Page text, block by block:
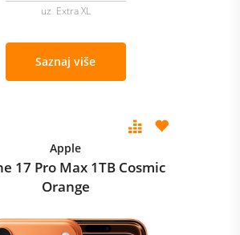
uz Extra XL
Saznaj više
Apple
17 Pro Max 1TB Cosmic
Orange